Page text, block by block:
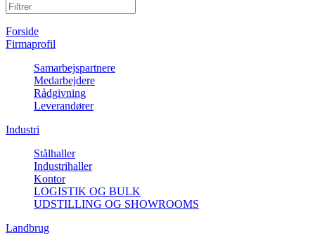
Forside
Firmaprofil
Samarbejspartnere
Medarbejdere
Rådgivning
Leverandører
Industri
Stålhaller
Industrihaller
Kontor
LOGISTIK OG BULK
UDSTILLING OG SHOWROOMS
Landbrug